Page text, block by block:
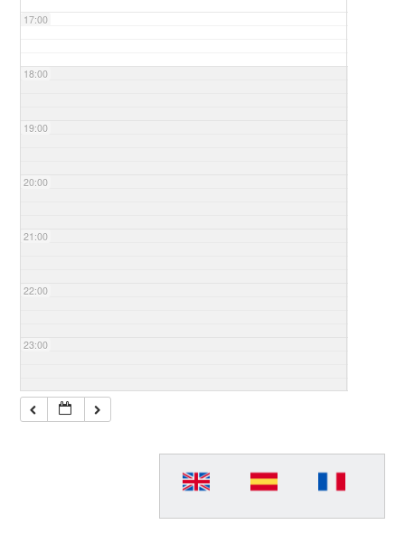
17:00
18:00
19:00
20:00
21:00
22:00
23:00